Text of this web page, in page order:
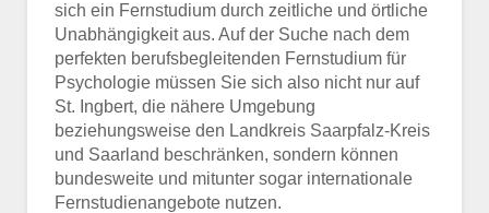
sich ein Fernstudium durch zeitliche und örtliche
Unabhängigkeit aus. Auf der Suche nach dem
perfekten berufsbegleitenden Fernstudium für
Psychologie müssen Sie sich also nicht nur auf
St. Ingbert, die nähere Umgebung
beziehungsweise den Landkreis Saarpfalz-Kreis
und Saarland beschränken, sondern können
bundesweite und mitunter sogar internationale
Fernstudienangebote nutzen.